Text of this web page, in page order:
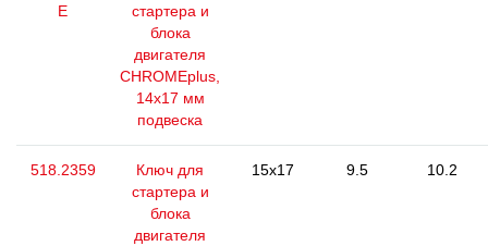
E
стартера и
блока
двигателя
CHROMEplus,
14х17 мм
подвеска
518.2359
Ключ для
стартера и
блока
двигателя
15x17 9.5 10.2